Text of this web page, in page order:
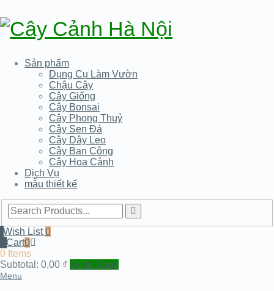
Sản phẩm
Dụng Cụ Làm Vườn
Chậu Cây
Cây Giống
Cây Bonsai
Cây Phong Thuỷ
Cây Sen Đá
Cây Dây Leo
Cây Ban Công
Cây Hoa Cảnh
Dịch Vụ
mẫu thiết kế
Wish List0
Cart0
0 Items
Subtotal: 0,00 ₫ Go to Shop
Menu